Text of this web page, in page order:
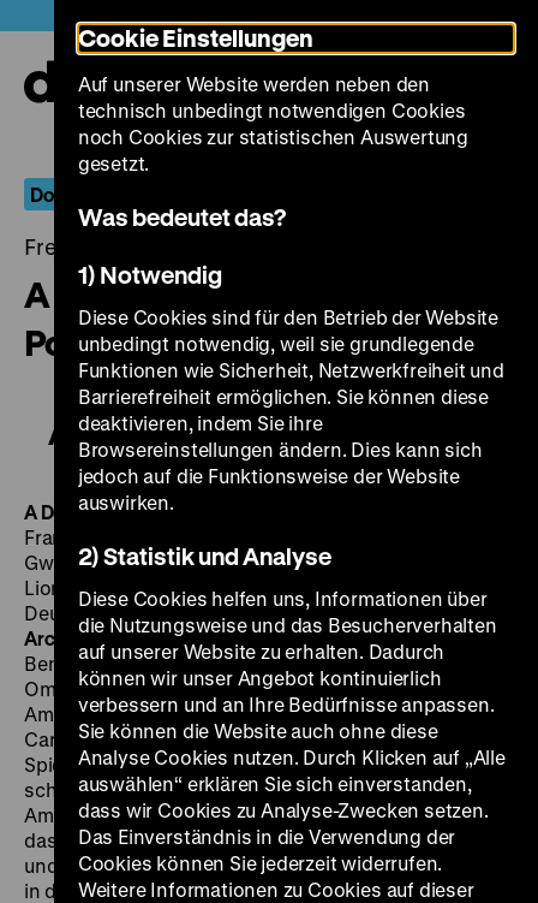
zum
Seiteninhalt
springen
Doku.Arts
Freitag, 19. September 2014, 21.00 - 00.00 Uhr
A Deusa Branca / Precise
Poetry
A Deusa Branca / Precise Poetry
A Deusa Branca / The White Goddess
França, B: Alfeu França, Daniela Moreira, S: Alexandre
Gwaz, Erzähler: Juliette Schardt, Aglaia Kauss, Ricardo
Lion, P: Daniela Moreira, 30’ · Blu-ray, OmeU,
DeutschlandpremierePrecise Poetry – Lina Bò Bardi's
ArchitectureD/A/BR 2014, R/P: Belinda Rukschcio, K:
Benjamin Paya, S: Steffen Bergmeister, 53' · HD-File,
OmeU Ein Zeitungsbericht über eine von Indios in den
Amazonas verschleppte weiße Frau brachte Flávio de
Carvalho (1899-1973) auf die Idee für seinen ersten
Spielfilm. Der brasilianische Künstler und Architekt
schloss sich 1958 einer Expedition in den Urwald an.
Am Ziel angekommen, begeisterte sich de Carvalho für
das Leben der Ureinwohner, Orchideen, Froschlaute
und die Eingeborenensprache – das Filmprojekt gerät
in den Hintergrund. Viele Jahrzehnte später fügt der
Cookie Einstellungen
Auf unserer Website werden neben den
technisch unbedingt notwendigen Cookies
noch Cookies zur statistischen Auswertung
gesetzt.
Was bedeutet das?
1) Notwendig
Diese Cookies sind für den Betrieb der Website
unbedingt notwendig, weil sie grundlegende
Funktionen wie Sicherheit, Netzwerkfreiheit und
Barrierefreiheit ermöglichen. Sie können diese
deaktivieren, indem Sie ihre
Browsereinstellungen ändern. Dies kann sich
jedoch auf die Funktionsweise der Website
auswirken.
2) Statistik und Analyse
Diese Cookies helfen uns, Informationen über
die Nutzungsweise und das Besucherverhalten
auf unserer Website zu erhalten. Dadurch
können wir unser Angebot kontinuierlich
verbessern und an Ihre Bedürfnisse anpassen.
Sie können die Website auch ohne diese
Analyse Cookies nutzen. Durch Klicken auf „Alle
auswählen“ erklären Sie sich einverstanden,
dass wir Cookies zu Analyse-Zwecken setzen.
Das Einverständnis in die Verwendung der
Cookies können Sie jederzeit widerrufen.
Weitere Informationen zu Cookies auf dieser